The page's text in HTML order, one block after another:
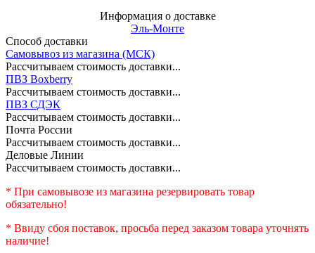
Информация о доставке
Эль-Монте
Способ доставки
Самовывоз из магазина (МСК)
Рассчитываем стоимость доставки...
ПВЗ Boxberry
Рассчитываем стоимость доставки...
ПВЗ СДЭК
Рассчитываем стоимость доставки...
Почта России
Рассчитываем стоимость доставки...
Деловые Линии
Рассчитываем стоимость доставки...
* При самовывозе из магазина резервировать товар
обязательно!
* Ввиду сбоя поставок, просьба перед заказом товара уточнять
наличие!